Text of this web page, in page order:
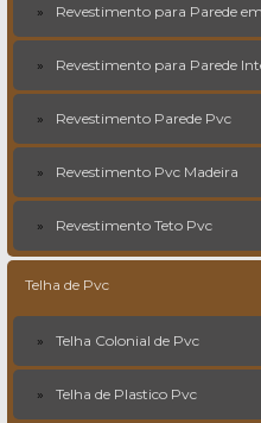
Revestimento para Parede
Revestimento para Parede
Revestimento Parede Pvc
Revestimento Pvc Madeira
Revestimento Teto Pvc
Telha de Pvc
Telha Colonial de Pvc
Telha de Plastico Pvc